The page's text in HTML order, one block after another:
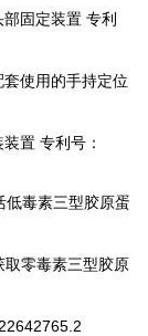
固定装置 专利
使用的手持定位
置 专利号：
低毒素三型胶原蛋
取零毒素三型胶原